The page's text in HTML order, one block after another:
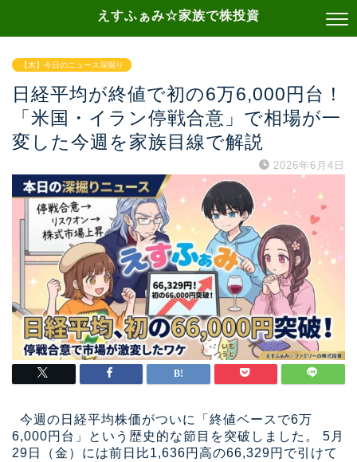
えすふぁみ☆家族で株投資
【木】今日のニュース深掘り
日経平均が終値で初の6万6,000円台！
「米国・イラン停戦合意」で相場が一
変した今週を家族目線で解説
2026年6月4日
今週の日経平均株価がついに「終値ベースで6万
6,000円台」という歴史的な節目を突破しました。 5月
29日（金）には前日比1,636円高の66,329円で引けて